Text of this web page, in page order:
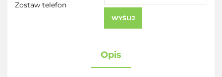
Zostaw telefon
WYŚLIJ
Opis